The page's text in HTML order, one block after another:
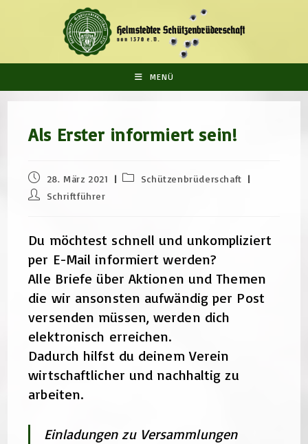
MENÜ
Als Erster informiert sein!
Beitrag
veröffentlicht:
28. März 2021
Beitrags-
Schützenbrüderschaft
Beitrags-
Schriftführer
Du möchtest schnell und unkompliziert
per E-Mail informiert werden?
Alle Briefe über Aktionen und Themen
die wir ansonsten aufwändig per Post
versenden müssen, werden dich
elektronisch erreichen.
Dadurch hilfst du deinem Verein
wirtschaftlicher und nachhaltig zu
arbeiten.
Einladungen zu Versammlungen